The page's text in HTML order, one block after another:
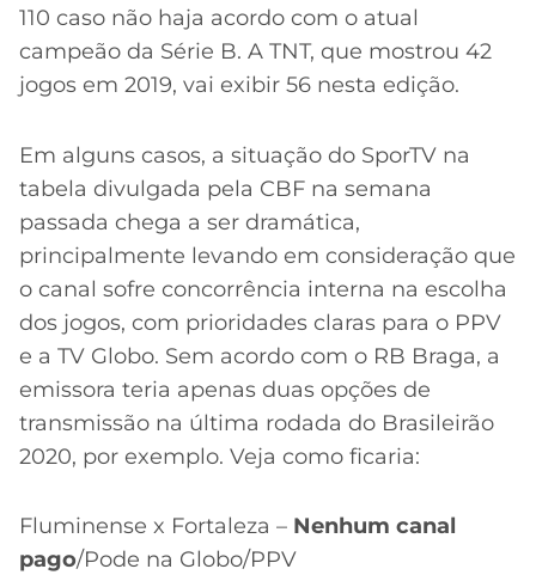
110 caso não haja acordo com o atual
campeão da Série B. A TNT, que mostrou 42
jogos em 2019, vai exibir 56 nesta edição.
Em alguns casos, a situação do SporTV na
tabela divulgada pela CBF na semana
passada chega a ser dramática,
principalmente levando em consideração que
o canal sofre concorrência interna na escolha
dos jogos, com prioridades claras para o PPV
e a TV Globo. Sem acordo com o RB Braga, a
emissora teria apenas duas opções de
transmissão na última rodada do Brasileirão
2020, por exemplo. Veja como ficaria:
Fluminense x Fortaleza – Nenhum canal
pago/Pode na Globo/PPV